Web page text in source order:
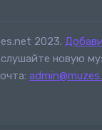
2023.
новую